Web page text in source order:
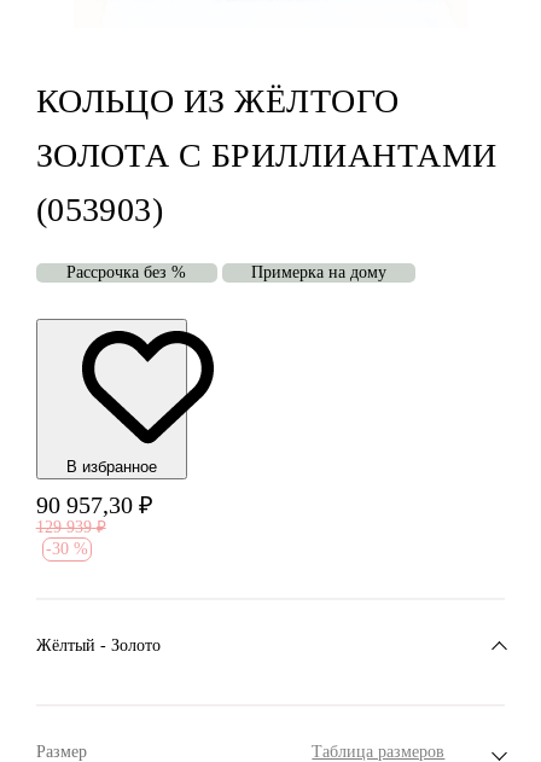
КОЛЬЦО ИЗ ЖЁЛТОГО
ЗОЛОТА С БРИЛЛИАНТАМИ
(053903)
Рассрочка без % Примерка на дому
В избранноe
90 957,30 ₽
129 939 ₽
-30 %
Жёлтый - Золото
Размер Таблица размеров